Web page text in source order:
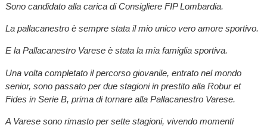
Sono candidato alla carica di Consigliere FIP Lombardia.
La pallacanestro è sempre stata il mio unico vero amore sportivo.
E la Pallacanestro Varese è stata la mia famiglia sportiva.
Una volta completato il percorso giovanile, entrato nel mondo
senior, sono passato per due stagioni in prestito alla Robur et
Fides in Serie B, prima di tornare alla Pallacanestro Varese.
A Varese sono rimasto per sette stagioni, vivendo momenti